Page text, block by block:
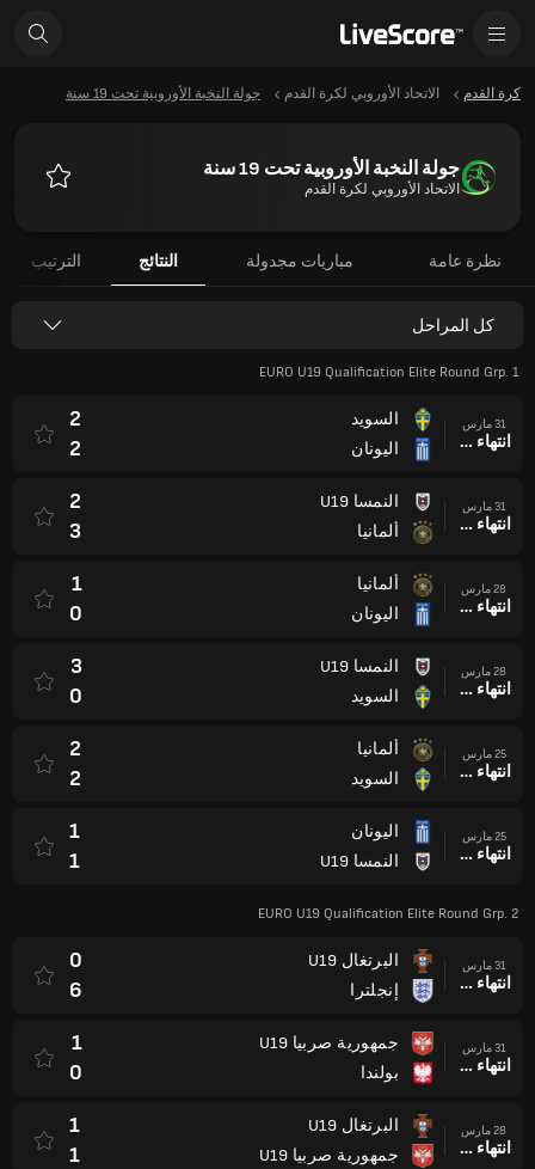
كرة القدم الاتحاد الأوروبي لكرة القدم جولة النخبة الأوروبية تحت 19 سنة
جولة النخبة الأوروبية تحت 19 سنة
الاتحاد الأوروبي لكرة القدم
نظرة عامة مباريات مجدولة النتائج الترتيب
كل المراحل
EURO U19 Qualification Elite Round Grp. 1
31 مارس
انتهاء وقت المباراة
السويد
اليونان
2
2
31 مارس
انتهاء وقت المباراة
النمسا U19
ألمانيا
2
3
28 مارس
انتهاء وقت المباراة
ألمانيا
اليونان
1
0
28 مارس
انتهاء وقت المباراة
النمسا U19
السويد
3
0
25 مارس
انتهاء وقت المباراة
ألمانيا
السويد
2
2
25 مارس
انتهاء وقت المباراة
اليونان
النمسا U19
1
1
EURO U19 Qualification Elite Round Grp. 2
31 مارس
انتهاء وقت المباراة
البرتغال U19
إنجلترا
0
6
31 مارس
انتهاء وقت المباراة
جمهورية صربيا U19
بولندا
1
0
28 مارس
انتهاء وقت المباراة
البرتغال U19
جمهورية صربيا U19
1
1